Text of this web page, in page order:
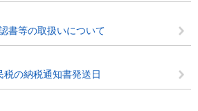
書等の取扱いについて
の納税通知書発送日